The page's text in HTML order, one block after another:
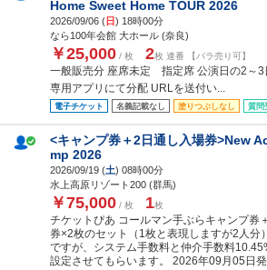
Home Sweet Home TOUR 2026
2026/09/06 (日) 18時00分
なら100年会館 大ホール (奈良)
￥25,000 / 枚 2枚 連番 【バラ売り可】
一般販売分 座席未定 指定席 公演日の2～3
専用アプリにて分配 URLを送付い...
電子チケット 名義記載なし 塗りつぶしなし 質問
<キャンプ券＋2日通し入場券>New
mp 2026
2026/09/19 (土) 08時00分
水上高原リゾート200 (群馬)
￥75,000 / 枚 1枚
チケットぴあ コールマン手ぶらキャンプ券
券×2枚のセット（1枚と表現しますが2人分
ですが、システム手数料と仲介手数料
設定させてもらいます。 2026年09月05日